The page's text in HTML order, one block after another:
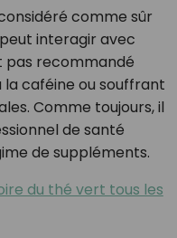
comme sûr
interagir avec
recommandé
la caféine ou souffrant
Comme toujours, il
de santé
de suppléments.
du thé vert tous les